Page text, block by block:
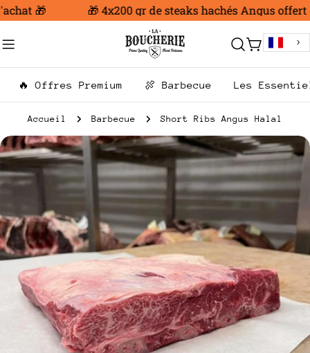
Aller
contenu
🎁 🎁 4x200 gr de steaks hachés Angus offert
Chariot
🔥 Offres Premium 🍖 Barbecue Les
Accueil Barbecue Short Ribs Angus Halal
Passer
aux
informations
le
produit
le média 0 en mode modal